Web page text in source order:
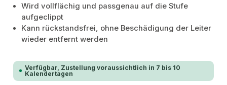
Wird vollflächig und passgenau auf die Stufe
aufgeclippt
Kann rückstandsfrei, ohne Beschädigung der Leiter
wieder entfernt werden
Verfügbar, Zustellung voraussichtlich in 7 bis 10
Kalendertagen